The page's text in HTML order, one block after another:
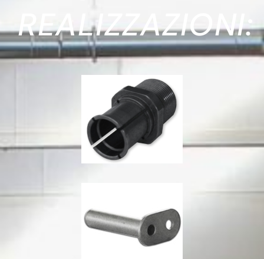
REALIZZAZIONI: